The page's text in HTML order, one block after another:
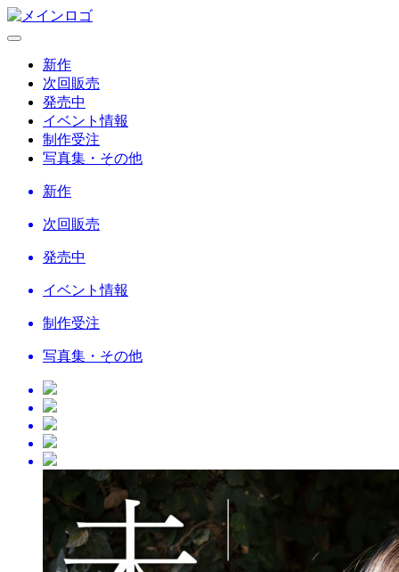
新作
次回販売
発売中
イベント情報
制作受注
写真集・その他
新作
次回販売
発売中
イベント情報
制作受注
写真集・その他